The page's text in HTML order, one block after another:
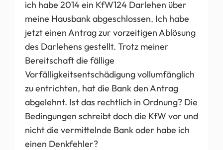
ich habe 2014 ein KfW124 Darlehen über
meine Hausbank abgeschlossen. Ich habe
jetzt einen Antrag zur vorzeitigen Ablösung
des Darlehens gestellt. Trotz meiner
Bereitschaft die fällige
Vorfälligkeitsentschädigung vollumfänglich
zu entrichten, hat die Bank den Antrag
abgelehnt. Ist das rechtlich in Ordnung? Die
Bedingungen schreibt doch die KfW vor und
nicht die vermittelnde Bank oder habe ich
einen Denkfehler?